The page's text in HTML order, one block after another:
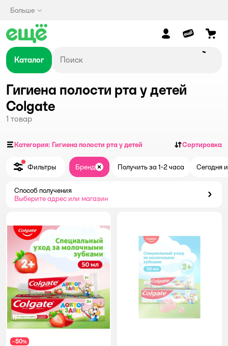
Больше
Каталог
Гигиена полости рта у детей
Colgate
1 товар
Категория: Гигиена полости рта у детей Сортировка
Фильтры Бренд ЗакрытьПолучить за 1-2 часа Сегодня
Способ получения
Выберите адрес или магазин
−50%